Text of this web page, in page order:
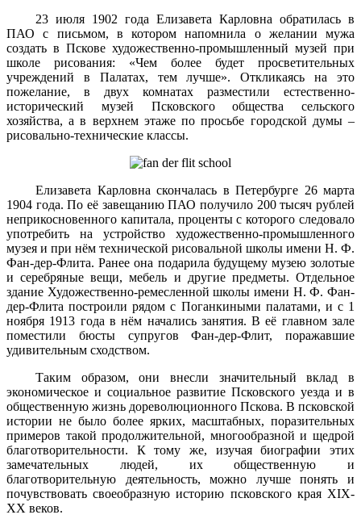
23 июля 1902 года Елизавета Карловна обратилась в
ПАО с письмом, в котором напомнила о желании мужа
создать в Пскове художественно-промышленный музей при
школе рисования: «Чем более будет просветительных
учреждений в Палатах, тем лучше». Откликаясь на это
пожелание, в двух комнатах разместили естественно-
исторический музей Псковского общества сельского
хозяйства, а в верхнем этаже по просьбе городской думы –
рисовально-технические классы.
Елизавета Карловна скончалась в Петербурге 26 марта
1904 года. По её завещанию ПАО получило 200 тысяч рублей
неприкосновенного капитала, проценты с которого следовало
употребить на устройство художественно-промышленного
музея и при нём технической рисовальной школы имени Н. Ф.
Фан-дер-Флита. Ранее она подарила будущему музею золотые
и серебряные вещи, мебель и другие предметы. Отдельное
здание Художественно-ремесленной школы имени Н. Ф. Фан-
дер-Флита построили рядом с Поганкиными палатами, и с 1
ноября 1913 года в нём начались занятия. В её главном зале
поместили бюсты супругов Фан-дер-Флит, поражавшие
удивительным сходством.
Таким образом, они внесли значительный вклад в
экономическое и социальное развитие Псковского уезда и в
общественную жизнь дореволюционного Пскова. В псковской
истории не было более ярких, масштабных, поразительных
примеров такой продолжительной, многообразной и щедрой
благотворительности. К тому же, изучая биографии этих
замечательных людей, их общественную и
благотворительную деятельность, можно лучше понять и
почувствовать своеобразную историю псковского края XIX-
XX веков.